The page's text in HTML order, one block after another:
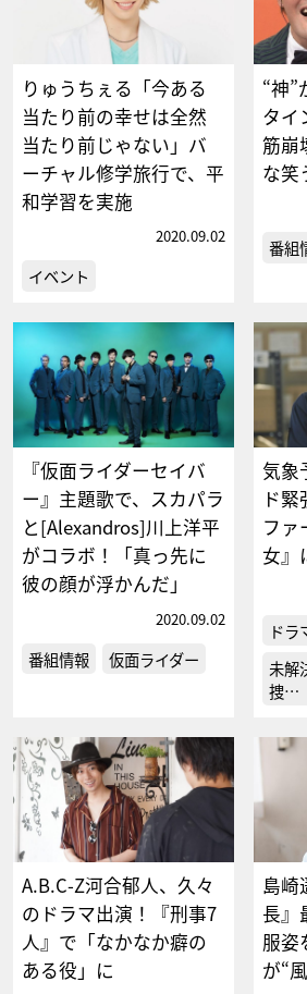
りゅうちぇる「今ある
当たり前の幸せは全然
当たり前じゃない」バ
ーチャル修学旅行で、平
和学習を実施
2020.09.02
イベント
“神”
タイ
筋崩
な笑
番組
『仮面ライダーセイバ
ー』主題歌で、スカパラ
と[Alexandros]川上洋平
がコラボ！「真っ先に
彼の顔が浮かんだ」
2020.09.02
番組情報 仮面ライダー
気象
ド
ファ
女』
ドラ
未解
捜…
A.B.C-Z河合郁人、久々
のドラマ出演！『刑事7
人』で「なかなか癖の
ある役」に
島崎
長』
服姿
が“